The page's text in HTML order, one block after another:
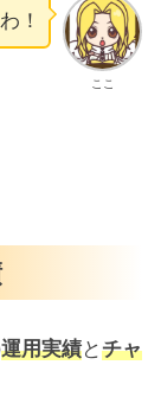
ここ
！
運用実績とチャ